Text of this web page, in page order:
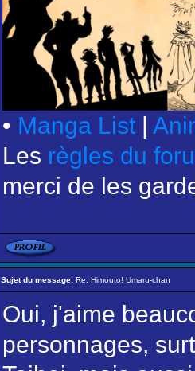
• Manga List |
Les règles du
merci de les
Sujet du message: Re: Himouto! Umaru-chan
Oui, j'aime
personnages,